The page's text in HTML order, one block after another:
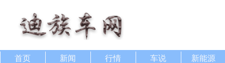
首页 新闻 行情 车说 新能源